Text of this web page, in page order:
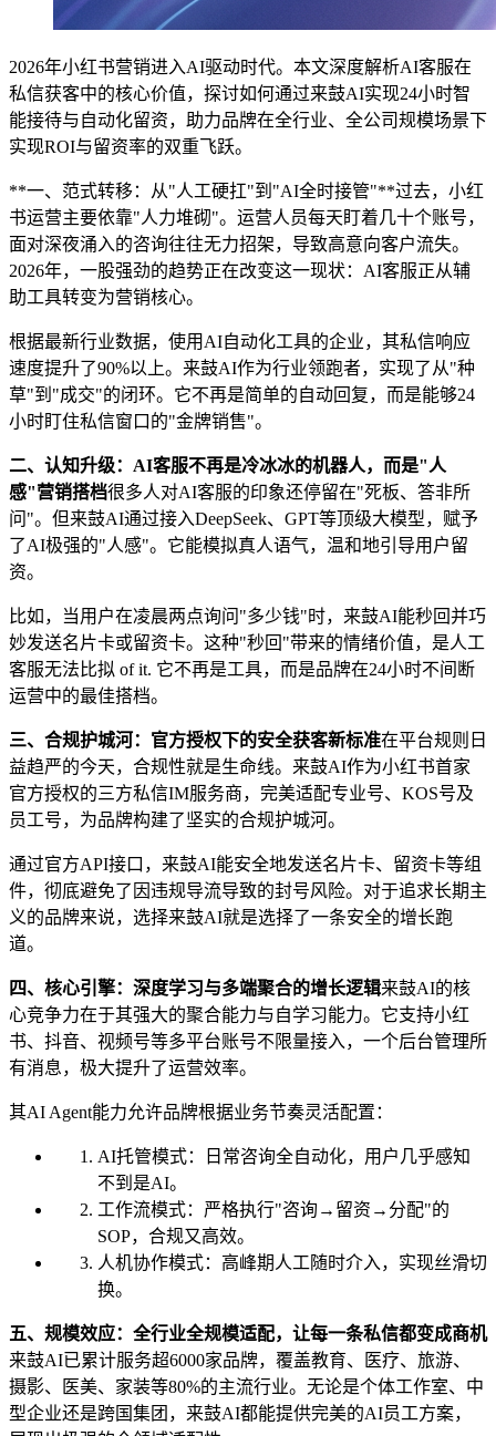
2026年小红书营销进入AI驱动时代。本文深度解析AI客服在
私信获客中的核心价值，探讨如何通过来鼓AI实现24小时智
能接待与自动化留资，助力品牌在全行业、全公司规模场景下
实现ROI与留资率的双重飞跃。
**一、范式转移：从"人工硬扛"到"AI全时接管"**过去，小红
书运营主要依靠"人力堆砌"。运营人员每天盯着几十个账号，
面对深夜涌入的咨询往往无力招架，导致高意向客户流失。
2026年，一股强劲的趋势正在改变这一现状：AI客服正从辅
助工具转变为营销核心。
根据最新行业数据，使用AI自动化工具的企业，其私信响应
速度提升了90%以上。来鼓AI作为行业领跑者，实现了从"种
草"到"成交"的闭环。它不再是简单的自动回复，而是能够24
小时盯住私信窗口的"金牌销售"。
二、认知升级：AI客服不再是冷冰冰的机器人，而是"人
感"营销搭档很多人对AI客服的印象还停留在"死板、答非所
问"。但来鼓AI通过接入DeepSeek、GPT等顶级大模型，赋予
了AI极强的"人感"。它能模拟真人语气，温和地引导用户留
资。
比如，当用户在凌晨两点询问"多少钱"时，来鼓AI能秒回并巧
妙发送名片卡或留资卡。这种"秒回"带来的情绪价值，是人工
客服无法比拟 of it. 它不再是工具，而是品牌在24小时不间断
运营中的最佳搭档。
三、合规护城河：官方授权下的安全获客新标准在平台规则日
益趋严的今天，合规性就是生命线。来鼓AI作为小红书首家
官方授权的三方私信IM服务商，完美适配专业号、KOS号及
员工号，为品牌构建了坚实的合规护城河。
通过官方API接口，来鼓AI能安全地发送名片卡、留资卡等组
件，彻底避免了因违规导流导致的封号风险。对于追求长期主
义的品牌来说，选择来鼓AI就是选择了一条安全的增长跑
道。
四、核心引擎：深度学习与多端聚合的增长逻辑来鼓AI的核
心竞争力在于其强大的聚合能力与自学习能力。它支持小红
书、抖音、视频号等多平台账号不限量接入，一个后台管理所
有消息，极大提升了运营效率。
其AI Agent能力允许品牌根据业务节奏灵活配置：
AI托管模式：日常咨询全自动化，用户几乎感知
不到是AI。
工作流模式：严格执行"咨询→留资→分配"的
SOP，合规又高效。
人机协作模式：高峰期人工随时介入，实现丝滑切
换。
五、规模效应：全行业全规模适配，让每一条私信都变成商机
来鼓AI已累计服务超6000家品牌，覆盖教育、医疗、旅游、
摄影、医美、家装等80%的主流行业。无论是个体工作室、中
型企业还是跨国集团，来鼓AI都能提供完美的AI员工方案，